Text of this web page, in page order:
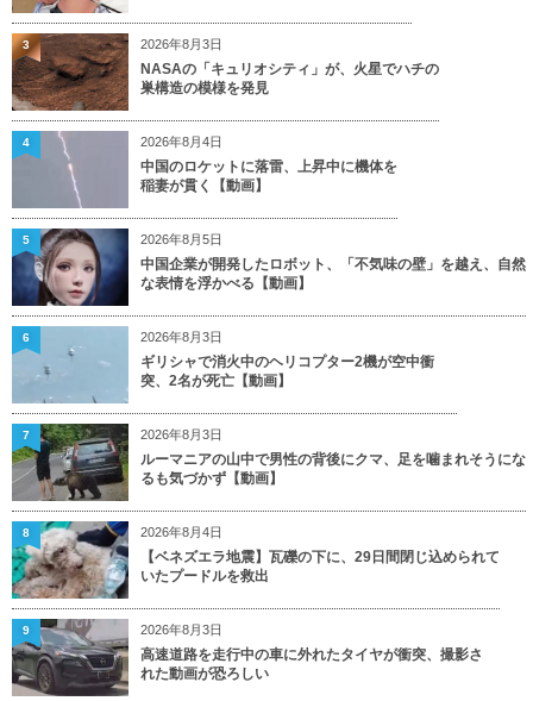
2026年8月3日
NASAの「キュリオシティ」が、火星でハチの
巣構造の模様を発見
3
2026年8月4日
中国のロケットに落雷、上昇中に機体を
稲妻が貫く【動画】
4
2026年8月5日
中国企業が開発したロボット、「不気味の壁」を越え、自然
な表情を浮かべる【動画】
5
2026年8月3日
ギリシャで消火中のヘリコプター2機が空中衝
突、2名が死亡【動画】
6
2026年8月3日
ルーマニアの山中で男性の背後にクマ、足を噛まれそうにな
るも気づかず【動画】
7
2026年8月4日
【ベネズエラ地震】瓦礫の下に、29日間閉じ込められて
いたプードルを救出
8
2026年8月3日
高速道路を走行中の車に外れたタイヤが衝突、撮影さ
れた動画が恐ろしい
9